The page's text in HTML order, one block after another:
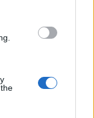
- 12:11